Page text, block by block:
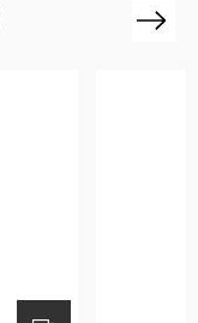
Next